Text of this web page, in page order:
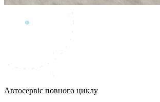
Автосервіс повного циклу